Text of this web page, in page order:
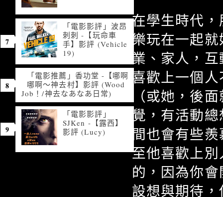
在學生時代
樂玩在一起
業、家人，
喜歡上一個
（或她，後
覺，有活動
間也會有些
至他喜歡上
的，因為你
設想與期待
「電影影評」波昂
刺刺 -【玩命車
手】影評 (Vehicle
19)
「電影推薦」香功堂 -【哪啊
哪啊～神去村】影評 (Wood
Job！/神去なあなあ日常)
「電影影評」
SJKen -【露西】
影評 (Lucy)